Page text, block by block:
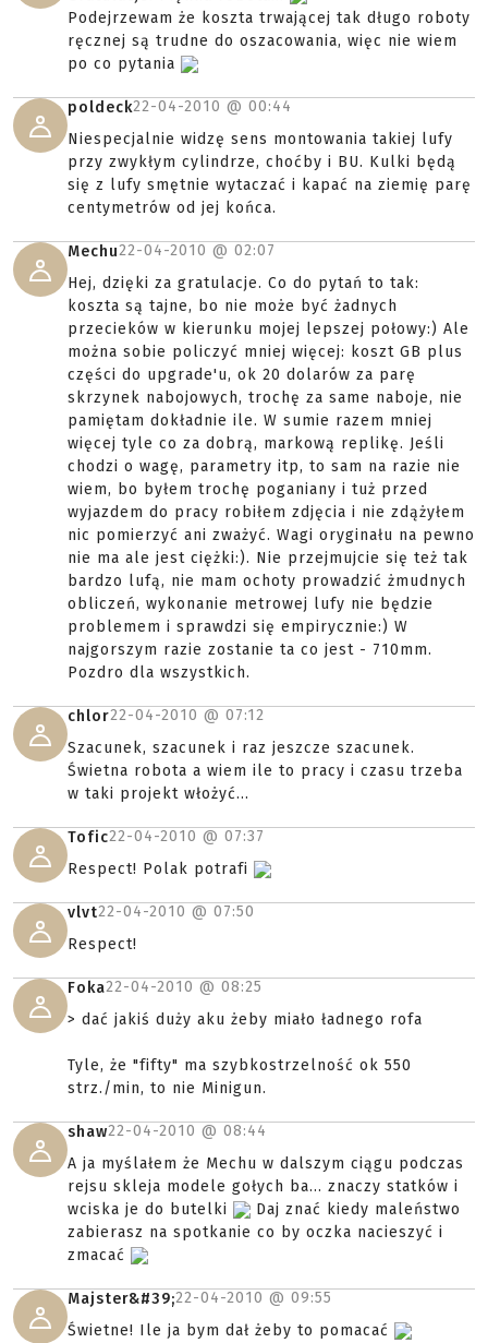
Podejrzewam że koszta trwającej tak długo roboty
ręcznej są trudne do oszacowania, więc nie wiem
po co pytania
poldeck22-04-2010 @ 00:44
Niespecjalnie widzę sens montowania takiej lufy
przy zwykłym cylindrze, choćby i BU. Kulki będą
się z lufy smętnie wytaczać i kapać na ziemię parę
centymetrów od jej końca.
Mechu22-04-2010 @ 02:07
Hej, dzięki za gratulacje. Co do pytań to tak:
koszta są tajne, bo nie może być żadnych
przecieków w kierunku mojej lepszej połowy:) Ale
można sobie policzyć mniej więcej: koszt GB plus
części do upgrade'u, ok 20 dolarów za parę
skrzynek nabojowych, trochę za same naboje, nie
pamiętam dokładnie ile. W sumie razem mniej
więcej tyle co za dobrą, markową replikę. Jeśli
chodzi o wagę, parametry itp, to sam na razie nie
wiem, bo byłem trochę poganiany i tuż przed
wyjazdem do pracy robiłem zdjęcia i nie zdążyłem
nic pomierzyć ani zważyć. Wagi oryginału na pewno
nie ma ale jest ciężki:). Nie przejmujcie się też tak
bardzo lufą, nie mam ochoty prowadzić żmudnych
obliczeń, wykonanie metrowej lufy nie będzie
problemem i sprawdzi się empirycznie:) W
najgorszym razie zostanie ta co jest - 710mm.
Pozdro dla wszystkich.
chlor22-04-2010 @ 07:12
Szacunek, szacunek i raz jeszcze szacunek.
Świetna robota a wiem ile to pracy i czasu trzeba
w taki projekt włożyć...
Tofic22-04-2010 @ 07:37
Respect! Polak potrafi
vlvt22-04-2010 @ 07:50
Respect!
Foka22-04-2010 @ 08:25
> dać jakiś duży aku żeby miało ładnego rofa
Tyle, że "fifty" ma szybkostrzelność ok 550
strz./min, to nie Minigun.
shaw22-04-2010 @ 08:44
A ja myślałem że Mechu w dalszym ciągu podczas
rejsu skleja modele gołych ba... znaczy statków i
wciska je do butelki
Daj znać kiedy maleństwo
zabierasz na spotkanie co by oczka nacieszyć i
zmacać
Majster&#39;22-04-2010 @ 09:55
Świetne! Ile ja bym dał żeby to pomacać